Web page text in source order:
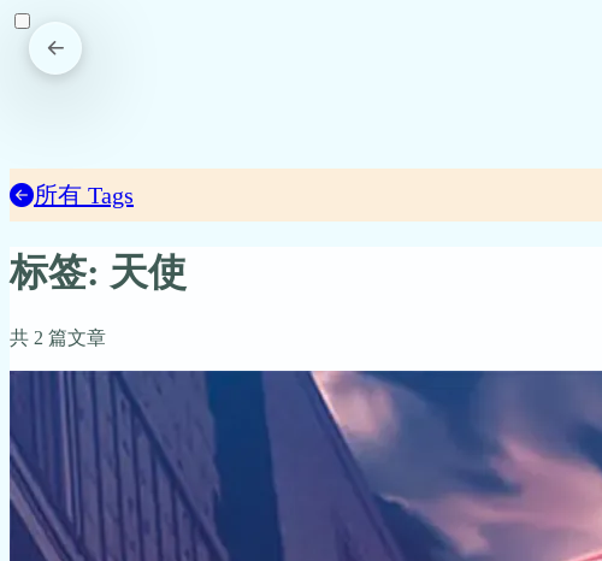
所有 Tags
标签: 天使
共 2 篇文章